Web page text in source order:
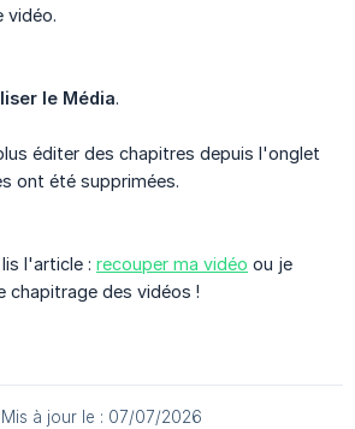
vidéo.
le Média.
éditer des chapitres depuis l'onglet
ont été supprimées.
l'article : recouper ma vidéo ou je
chapitrage des vidéos !
Mis à jour le : 07/07/2026